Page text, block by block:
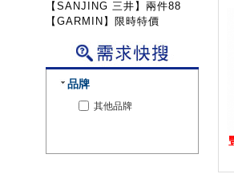
【SANJING 三井】兩件88折
【GARMIN】限時特價
品牌
其他品牌